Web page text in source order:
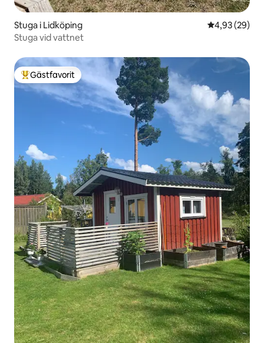
Stuga i Lidköping 4,93 av 5 i
4,93 (29)
Stuga vid vattnet
Populär gästfavorit
Gästfavorit